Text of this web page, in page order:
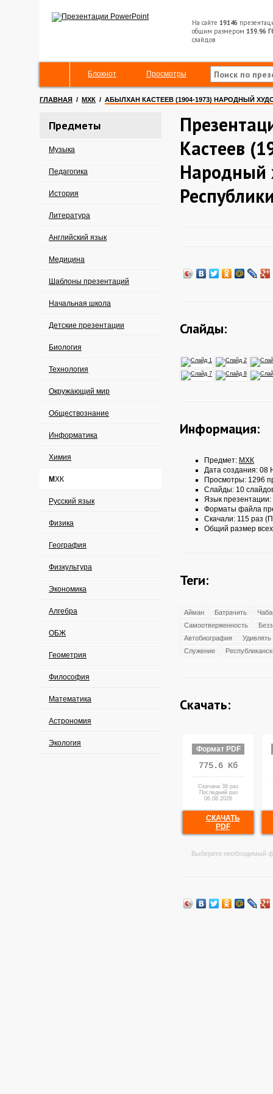
На сайте 19146
общим размером 139.96
слайдов
Блокнот Просмотры
ГЛАВНАЯ / МХК / АБЫЛХАН КАСТЕЕВ (1904-1973) НАРОДНЫЙ
Предметы
Музыка
Педагогика
История
Литература
Английский язык
Медицина
Шаблоны презентаций
Начальная школа
Детские презентации
Биология
Технология
Окружающий мир
Обществознание
Информатика
Химия
МХК
Русский язык
Физика
География
Физкультура
Экономика
Алгебра
ОБЖ
Геометрия
Философия
Математика
Астрономия
Экология
Кастеев
Народный
Слайды:
Информация:
Предмет: МХК
Дата создания: 08
Просмотры: 1296
Слайды: 10
Язык презентации:
Форматы файла
Скачали: 115 раз
Общий размер
Теги:
Айман Батрачить
Самоотверженность
Автобиография
Удивлять
Служение
Скачать:
Формат PDF
775.6 Кб
Скачана 38 раз
Последний раз
06.08.2026
СКАЧАТЬ
PDF
Выберите необходимый